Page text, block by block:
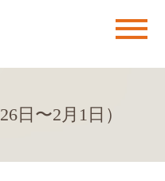
メ
日〜2月1日）